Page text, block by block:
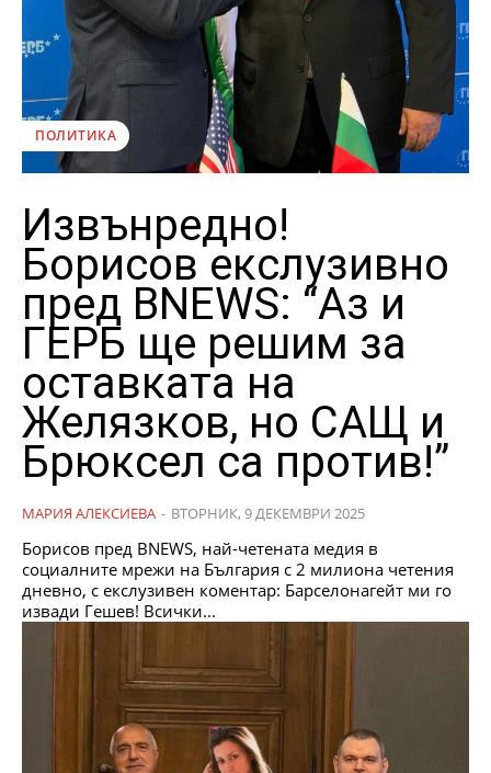
ПОЛИТИКА
Извънредно!
Борисов екслузивно
пред BNEWS: “Аз и
ГЕРБ ще решим за
оставката на
Желязков, но САЩ и
Брюксел са против!”
МАРИЯ АЛЕКСИЕВА - ВТОРНИК, 9 ДЕКЕМВРИ 2025
Борисов пред BNEWS, най-четената медия в
социалните мрежи на България с 2 милиона четения
дневно, с екслузивен коментар: Барселонагейт ми го
извади Гешев! Всички...